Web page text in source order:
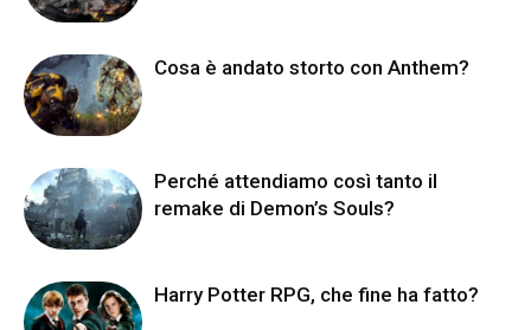
Cosa è andato storto con Anthem?
Perché attendiamo così tanto il
remake di Demon’s Souls?
Harry Potter RPG, che fine ha fatto?